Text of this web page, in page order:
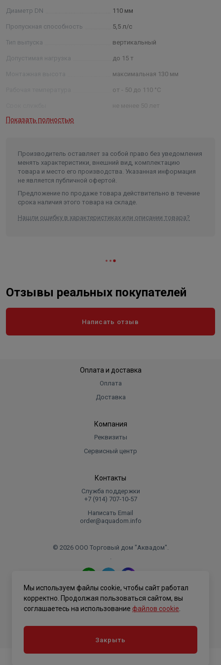
Диаметр DN 110 мм
Пропускная способность 5,5 л/с
Тип выпуска вертикальный
Допустимая нагрузка до 15 т
максимальная 130 мм
от - 50 до 110 °C
не менее 50 лет
Показать полностью
Производитель оставляет за собой право без уведомления
менять характеристики, внешний вид, комплектацию
товара и место его производства. Указанная информация
не является публичной офертой.
Предложение по продаже товара действительно в течение
срока наличия этого товара на складе.
Нашли ошибку в характеристиках или описании товара?
Отзывы реальных покупателей
Написать отзыв
Оплата и доставка
Оплата
Доставка
Компания
Реквизиты
Сервисный центр
Контакты
Служба поддержки
+7 (914) 707‑10‑57
Написать Email
order@aquadom.info
© 2026 ООО Торговый дом "Аквадом".
.
Политика конфиденциальности
Мы используем файлы cookie, чтобы сайт работал
корректно. Продолжая пользоваться сайтом, вы
соглашаетесь на использование файлов cookie
Закрыть